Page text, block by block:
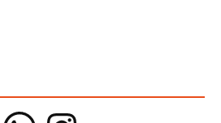
WhatsAppInstagram